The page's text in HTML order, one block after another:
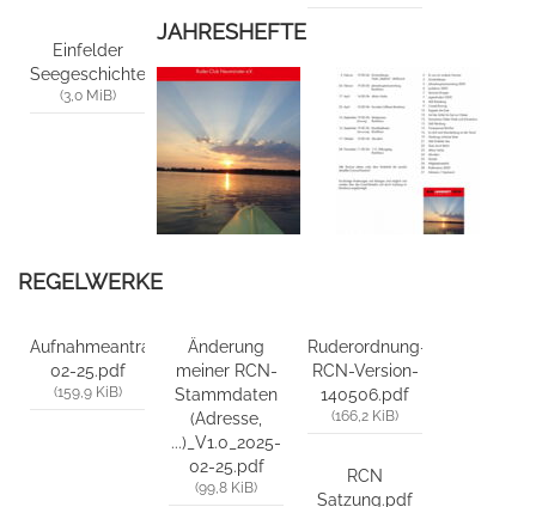
Einfelder
Seegeschichten.pdf
(3,0 MiB)
JAHRESHEFTE
REGELWERKE
Aufnahmeantrag_V3.4_2025-
02-25.pdf
(159,9 KiB)
Änderung
meiner RCN-
Stammdaten
(Adresse,
...)_V1.0_2025-
02-25.pdf
(99,8 KiB)
Ruderordnung-
RCN-Version-
140506.pdf
(166,2 KiB)
RCN
Satzung.pdf